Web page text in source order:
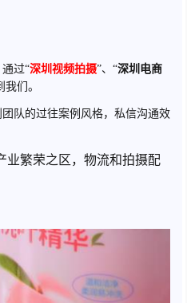
过“深圳视频拍摄”、“深圳电商
我们。
队的过往案例风格，私信沟通效
业繁荣之区，物流和拍摄配